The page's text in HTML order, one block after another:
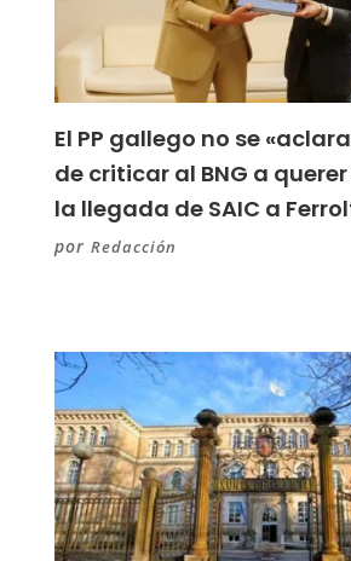
El PP gallego no se
de criticar al BNG a
la llegada de SAIC a
por Redacción